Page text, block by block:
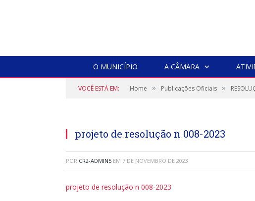
O MUNICÍPIO A CÂMARA
VOCÊ ESTÁ EM: Home » Publicações Oficiais »
projeto de resolução n 008-2023
POR CR2-ADMIN5 EM 7 DE NOVEMBRO DE 2023
projeto de resolução n 008-2023